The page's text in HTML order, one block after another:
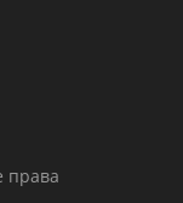
права